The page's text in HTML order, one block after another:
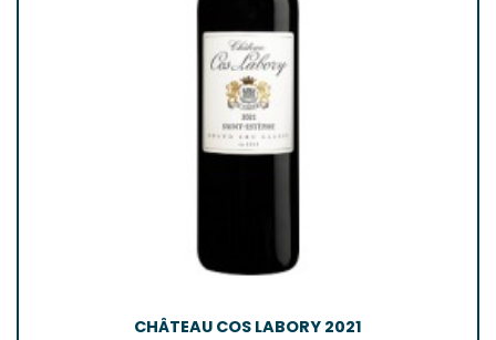
CHÂTEAU COS LABORY 2021